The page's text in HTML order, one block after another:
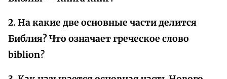
2. На какие две основные части делится
Библия? Что означает греческое слово
biblion?